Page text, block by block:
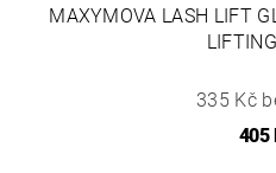
MAXYMOVA LASH LIFT
335 Kč
405